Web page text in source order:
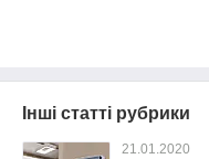
Інші статті рубрики
21.01.2020